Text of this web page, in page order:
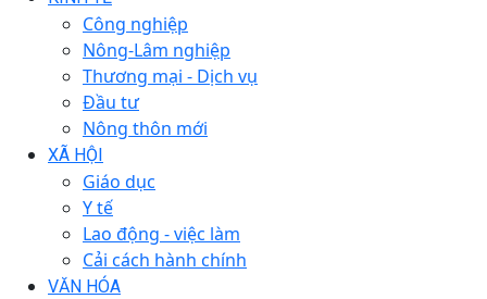
Công nghiệp
Nông-Lâm nghiệp
Thương mại - Dịch vụ
Đầu tư
Nông thôn mới
XÃ HỘI
Giáo dục
Y tế
Lao động - việc làm
Cải cách hành chính
VĂN HÓA